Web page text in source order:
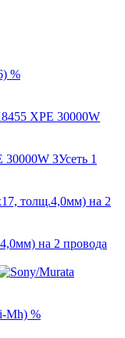
%
ЗУсеть 1
на 2 провода
%